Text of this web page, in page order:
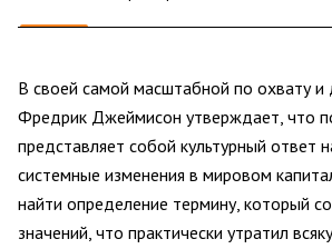
В своей самой масштабной по охвату и
Фредрик Джеймисон утверждает, что
представляет собой культурный ответ
системные изменения в мировом
найти определение термину, который
значений, что практически утратил